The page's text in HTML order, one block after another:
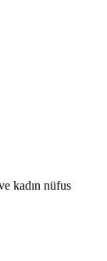
kadın nüfus